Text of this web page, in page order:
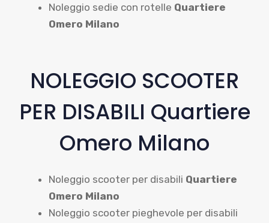
Noleggio sedie con rotelle Quartiere
Omero Milano
NOLEGGIO SCOOTER
PER DISABILI Quartiere
Omero Milano
Noleggio scooter per disabili Quartiere
Omero Milano
Noleggio scooter pieghevole per disabili